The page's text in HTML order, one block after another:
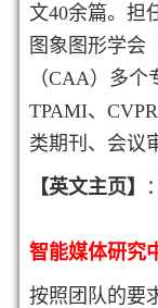
文40余篇。担
图象图形学会
（CAA）多
TPAMI、
类期刊、会议
【英文主页】
：
智能媒体研究
按照团队的要